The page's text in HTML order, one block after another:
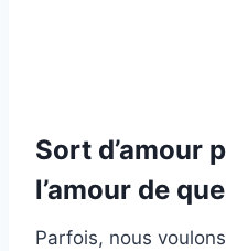
Sort d’amour
l’amour de
Parfois, nous